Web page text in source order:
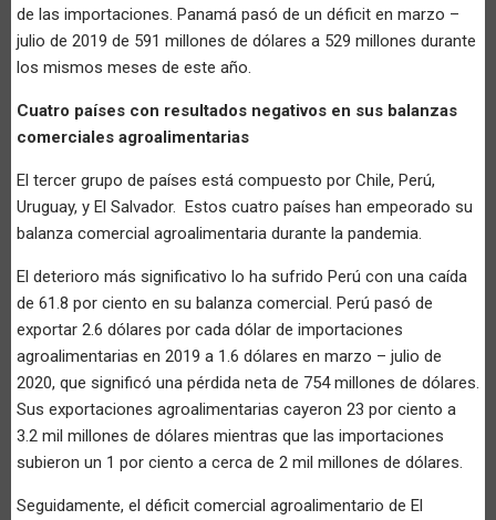
de las importaciones. Panamá pasó de un déficit en marzo –
julio de 2019 de 591 millones de dólares a 529 millones durante
los mismos meses de este año.
Cuatro países con resultados negativos en sus balanzas
comerciales agroalimentarias
El tercer grupo de países está compuesto por Chile, Perú,
Uruguay, y El Salvador. Estos cuatro países han empeorado su
balanza comercial agroalimentaria durante la pandemia.
El deterioro más significativo lo ha sufrido Perú con una caída
de 61.8 por ciento en su balanza comercial. Perú pasó de
exportar 2.6 dólares por cada dólar de importaciones
agroalimentarias en 2019 a 1.6 dólares en marzo – julio de
2020, que significó una pérdida neta de 754 millones de dólares.
Sus exportaciones agroalimentarias cayeron 23 por ciento a
3.2 mil millones de dólares mientras que las importaciones
subieron un 1 por ciento a cerca de 2 mil millones de dólares.
Seguidamente, el déficit comercial agroalimentario de El